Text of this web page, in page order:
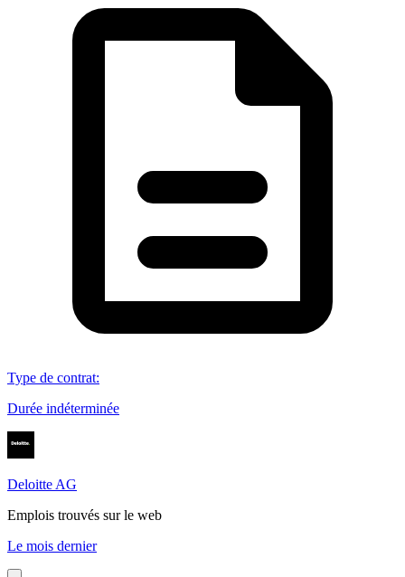
Type de contrat:
Durée indéterminée
Deloitte AG
Emplois trouvés sur le web
Le mois dernier